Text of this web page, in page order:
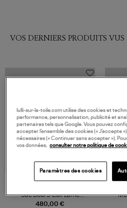
VOS DERNIERS PRODUITS VUS
480,00 €
Sac Bobi S Cuir Lamé
Champagne
lulli-sur-la-toile.com utilise des cookies et
performance, personnalisation, publicité et
partenaires tels que Google. Vous pouvez
accepter l’ensemble des cookies (« J’accepte
nécessaires (« Continuer sans accepter »).
vos données, consulter notre politique de
Paramètres des cookies